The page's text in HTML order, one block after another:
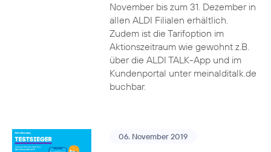
November bis zum 31. Dezember in
allen ALDI Filialen erhältlich.
Zudem ist die Tarifoption im
Aktionszeitraum wie gewohnt z.B.
über die ALDI TALK-App und im
Kundenportal unter meinalditalk.de
buchbar.
06. November 2019